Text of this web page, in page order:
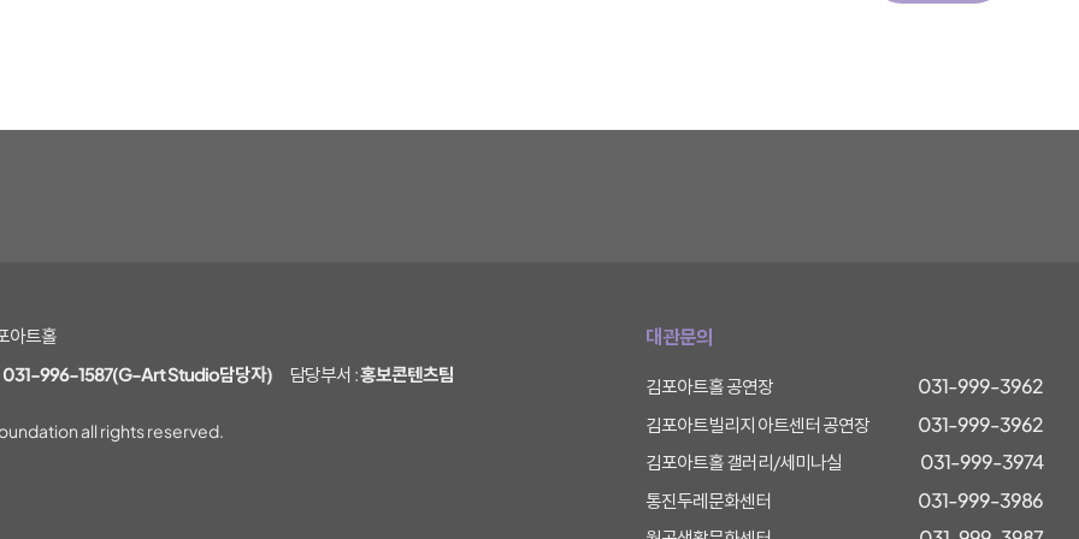
아트홀
031-996-1587(G-Art Studio담당자) 담당부서 :홍보콘텐츠팀
all rights reserved.
대관문의
김포아트홀 공연장 031-999-3962
김포아트빌리지 아트센터 공연장 031-999-3962
김포아트홀 갤러리/세미나실 031-999-3974
통진두레문화센터 031-999-3986